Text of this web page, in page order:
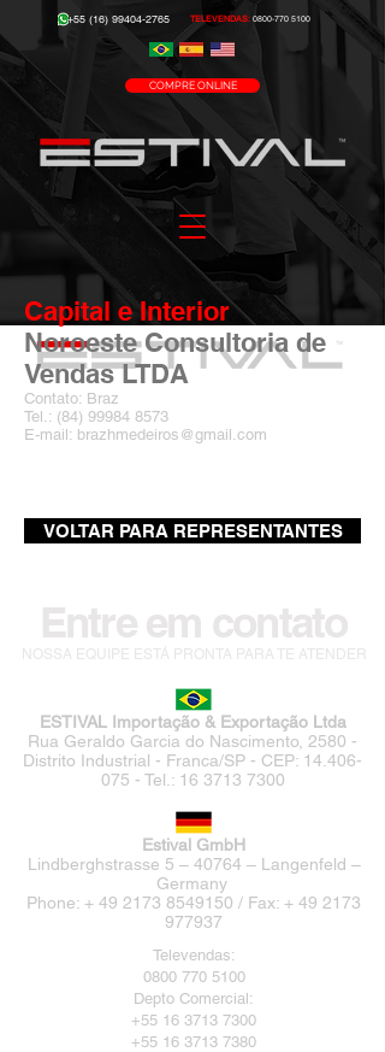
+55 (16) 99404-2765 TELEVENDAS: 0800-770 5100
COMPRE ONLINE
Capital e Interior
Noroeste Consultoria de
Vendas LTDA
Contato: Braz
Tel.: (84) 99984 8573
E-mail: brazhmedeiros@gmail.com
VOLTAR PARA REPRESENTANTES
Entre em contato
NOSSA EQUIPE ESTÁ PRONTA PARA TE ATENDER
ESTIVAL Importação & Exportação Ltda
Rua Geraldo Garcia do Nascimento, 2580 -
Distrito Industrial - Franca/SP - CEP: 14.406-
075 - Tel.: 16 3713 7300
Estival GmbH
Lindberghstrasse 5 – 40764 – Langenfeld –
Germany
Phone: + 49 2173 8549150 / Fax: + 49 2173
977937
Televendas:
0800 770 5100
Depto Comercial:
+55 16 3713 7300
+55 16 3713 7380